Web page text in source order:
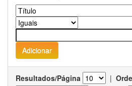
Resultados/Página |